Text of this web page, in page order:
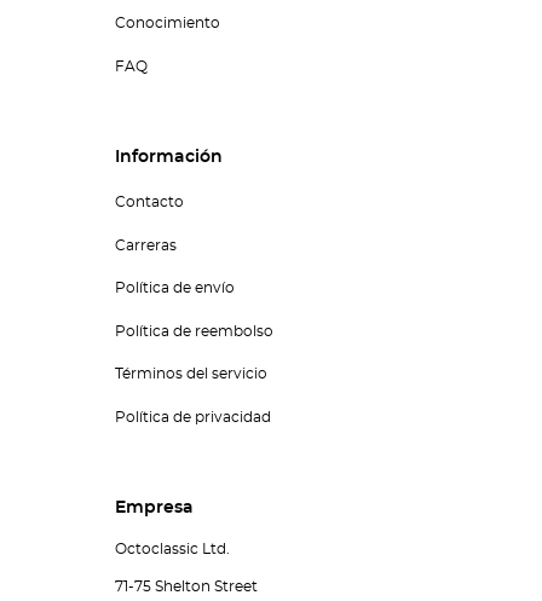
Conocimiento
FAQ
Información
Contacto
Carreras
Política de envío
Política de reembolso
Términos del servicio
Política de privacidad
Empresa
Octoclassic Ltd.
71-75 Shelton Street